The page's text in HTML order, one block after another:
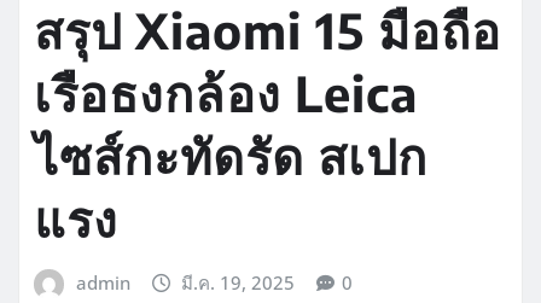
สรุป Xiaomi 15 มือถือ
เรือธงกล้อง Leica
ไซส์กะทัดรัด สเปก
แรง
admin มี.ค. 19, 2025 0